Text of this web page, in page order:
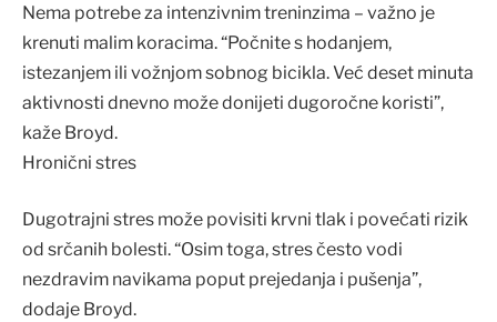
Nema potrebe za intenzivnim treninzima – važno je
krenuti malim koracima. “Počnite s hodanjem,
istezanjem ili vožnjom sobnog bicikla. Već deset minuta
aktivnosti dnevno može donijeti dugoročne koristi”,
kaže Broyd.
Hronični stres
Dugotrajni stres može povisiti krvni tlak i povećati rizik
od srčanih bolesti. “Osim toga, stres često vodi
nezdravim navikama poput prejedanja i pušenja”,
dodaje Broyd.